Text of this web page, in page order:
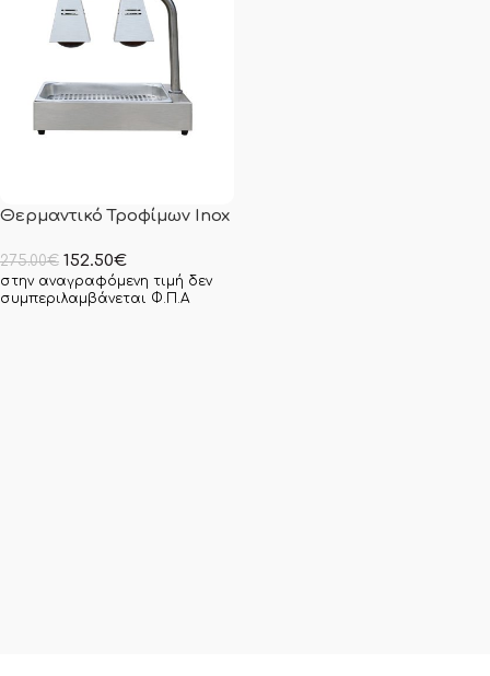
Θερμαντικό Τροφίμων Inox
275.00€ 152.50€
στην αναγραφόμενη τιμή δεν
συμπεριλαμβάνεται Φ.Π.Α